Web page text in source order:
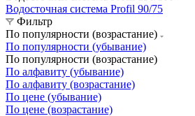
Водосточная система Profil 90/75
Фильтр
По популярности (возрастание)
По популярности (убывание)
По популярности (возрастание)
По алфавиту (убывание)
По алфавиту (возрастание)
По цене (убывание)
По цене (возрастание)